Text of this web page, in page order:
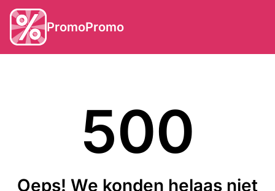
PromoPromo
500
Oeps! We konden helaas niet